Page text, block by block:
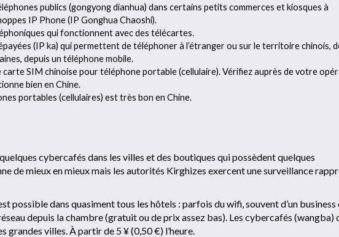
publics (gongyong dianhua) dans certains petits commerces et kiosques à
IP Phone (IP Gonghua Chaoshi).
qui fonctionnent avec des télécartes.
(IP ka) qui permettent de téléphoner à l’étranger ou sur le territoire chinois,
depuis un téléphone mobile.
carte SIM chinoise pour téléphone portable (cellulaire). Vérifiez auprès de votre
bien en Chine.
portables (cellulaires) est très bon en Chine.
cybercafés dans les villes et des boutiques qui possèdent quelques
de mieux en mieux mais les autorités Kirghizes exercent une surveillance
possible dans quasiment tous les hôtels : parfois du wifi, souvent d’un
depuis la chambre (gratuit ou de prix assez bas). Les cybercafés (wangba)
grandes villes. À partir de 5 ¥ (0,50 €) l’heure.